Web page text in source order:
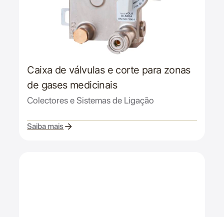
Caixa de válvulas e corte para zonas
de gases medicinais
Colectores e Sistemas de Ligação
Saiba mais